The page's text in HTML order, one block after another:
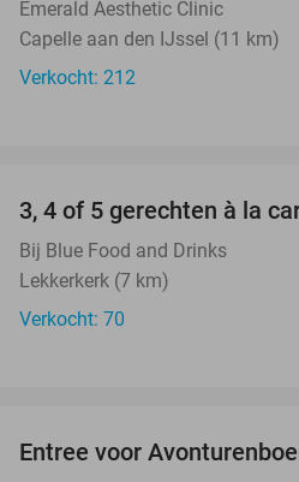
Emerald Aesthetic Clinic
Capelle aan den IJssel (11 km)
Verkocht: 212
3, 4 of 5 gerechten à la
Bij Blue Food and Drinks
Lekkerkerk (7 km)
Verkocht: 70
Entree voor